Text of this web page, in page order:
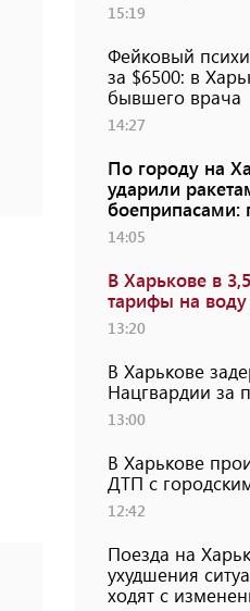
15:19
Фейковый
за $6500: в
бывшего врача
14:27
По городу на
ударили
боеприпасами:
14:05
В Харькове в
тарифы на
13:20
В Харькове
Нацгвардии за
13:00
В Харькове
ДТП с
12:42
Поезда на
ухудшения
ходят с